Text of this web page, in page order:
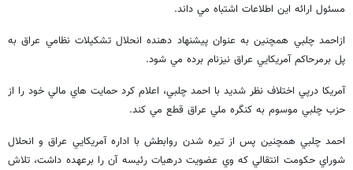
مسئول ارائه اين اطلاعات اشتباه مي داند.
ازاحمد چلبي همچنين به عنوان پيشنهاد دهنده انحلال تشكيلات نظامي عراق به
پل برمرحاكم آمريكايي عراق نيزنام برده مي شود.
آمريكا درپي اختلاف نظر شديد با احمد چلبي، اعلام كرد حمايت هاي مالي خود را از
حزب چلبي موسوم به كنگره ملي عراق قطع مي كند.
احمد چلبي همچنين پس از تيره شدن روابطش با اداره آمريكايي عراق و انحلال
شوراي حكومت انتقالي كه وي عضويت درهيات رئيسه آن را برعهده داشت، تلاش